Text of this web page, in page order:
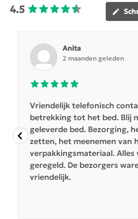
4.5
Anita
2 maanden geleden
Vriendelijk telefonisch
betrekking tot het bed. Blij
geleverde bed. Bezorging,
zetten, het meenemen van
verpakkingsmateriaal. Alles
geregeld. De bezorgers
vriendelijk.